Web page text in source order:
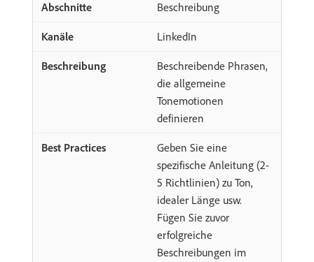
Beschreibung
LinkedIn
Beschreibende Phrasen,
die allgemeine
Tonemotionen
definieren
Geben Sie eine
spezifische Anleitung (2-
5 Richtlinien) zu Ton,
idealer Länge usw.
Fügen Sie zuvor
erfolgreiche
Beschreibungen im